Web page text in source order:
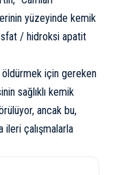
yüzeyinde kemik
/ hidroksi apatit
öldürmek için gereken
sağlıklı kemik
ancak bu,
ileri çalışmalarla